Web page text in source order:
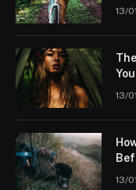
13/
13/
13/